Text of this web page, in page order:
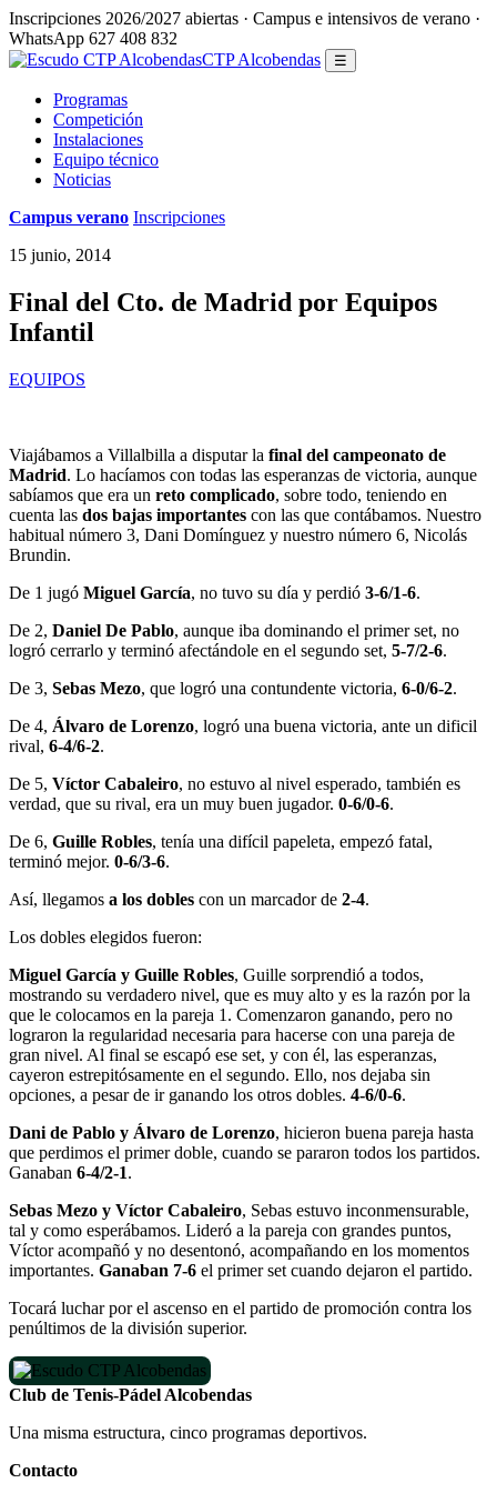
Inscripciones 2026/2027 abiertas · Campus e intensivos de verano ·
WhatsApp 627 408 832
CTP Alcobendas
☰
Programas
Competición
Instalaciones
Equipo técnico
Noticias
Campus verano Inscripciones
15 junio, 2014
Final del Cto. de Madrid por Equipos
Infantil
EQUIPOS
Viajábamos a Villalbilla a disputar la final del campeonato de
Madrid. Lo hacíamos con todas las esperanzas de victoria, aunque
sabíamos que era un reto complicado, sobre todo, teniendo en
cuenta las dos bajas importantes con las que contábamos. Nuestro
habitual número 3, Dani Domínguez y nuestro número 6, Nicolás
Brundin.
De 1 jugó Miguel García, no tuvo su día y perdió 3-6/1-6.
De 2, Daniel De Pablo, aunque iba dominando el primer set, no
logró cerrarlo y terminó afectándole en el segundo set, 5-7/2-6.
De 3, Sebas Mezo, que logró una contundente victoria, 6-0/6-2.
De 4, Álvaro de Lorenzo, logró una buena victoria, ante un dificil
rival, 6-4/6-2.
De 5, Víctor Cabaleiro, no estuvo al nivel esperado, también es
verdad, que su rival, era un muy buen jugador. 0-6/0-6.
De 6, Guille Robles, tenía una difícil papeleta, empezó fatal,
terminó mejor. 0-6/3-6.
Así, llegamos a los dobles con un marcador de 2-4.
Los dobles elegidos fueron:
Miguel García y Guille Robles, Guille sorprendió a todos,
mostrando su verdadero nivel, que es muy alto y es la razón por la
que le colocamos en la pareja 1. Comenzaron ganando, pero no
lograron la regularidad necesaria para hacerse con una pareja de
gran nivel. Al final se escapó ese set, y con él, las esperanzas,
cayeron estrepitósamente en el segundo. Ello, nos dejaba sin
opciones, a pesar de ir ganando los otros dobles. 4-6/0-6.
Dani de Pablo y Álvaro de Lorenzo, hicieron buena pareja hasta
que perdimos el primer doble, cuando se pararon todos los partidos.
Ganaban 6-4/2-1.
Sebas Mezo y Víctor Cabaleiro, Sebas estuvo inconmensurable,
tal y como esperábamos. Lideró a la pareja con grandes puntos,
Víctor acompañó y no desentonó, acompañando en los momentos
importantes. Ganaban 7-6 el primer set cuando dejaron el partido.
Tocará luchar por el ascenso en el partido de promoción contra los
penúltimos de la división superior.
Club de Tenis-Pádel Alcobendas
Una misma estructura, cinco programas deportivos.
Contacto